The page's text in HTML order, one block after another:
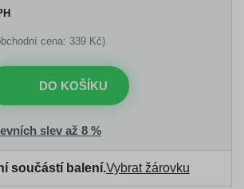
cena: 339 Kč)
DO KOŠÍKU
slev až 8 %
součástí balení.Vybrat žárovku